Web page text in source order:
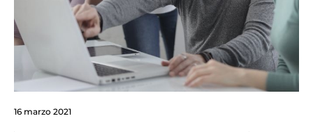
16 marzo 2021